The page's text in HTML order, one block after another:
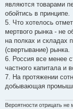
являются товарами
обойтись в принципе.
5. Что хотелось
мертвого рынка - не
на полках и складах
(свертывание) рынка.
6. Россия все менее
частного капитала и
7. На протяжении
добывающая
Вероятности отрицать